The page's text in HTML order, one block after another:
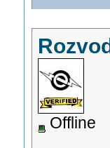
Offline